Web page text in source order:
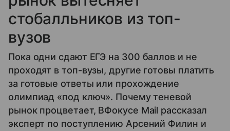
стобалльников из топ-
вузов
Пока одни сдают ЕГЭ на 300 баллов и не
проходят в топ-вузы, другие готовы платить
за готовые ответы или прохождение
олимпиад «под ключ». Почему теневой
рынок процветает, ВФокусе Mail рассказал
эксперт по поступлению Арсений Филин и